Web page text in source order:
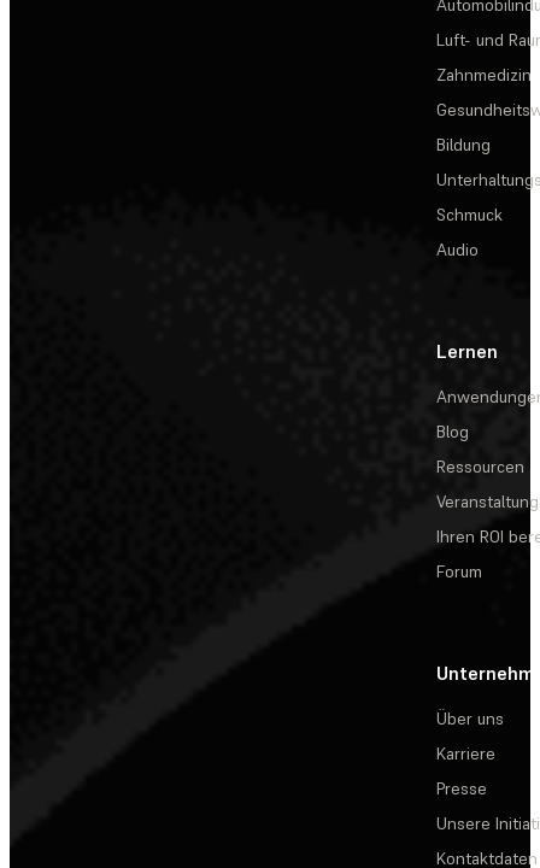
Luft- und
Zahnmedizin
Bildung
Schmuck
Audio
Lernen
Blog
Ressourcen
Ihren ROI
Forum
Über uns
Karriere
Presse
Unsere
Kontaktdaten